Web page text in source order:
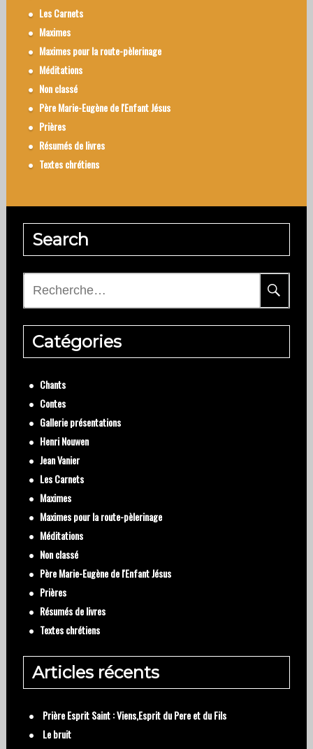
Les Carnets
Maximes
Maximes pour la route-pèlerinage
Méditations
Non classé
Père Marie-Eugène de l'Enfant Jésus
Prières
Résumés de livres
Textes chrétiens
Search
Rechercher :
Catégories
Chants
Contes
Gallerie présentations
Henri Nouwen
Jean Vanier
Les Carnets
Maximes
Maximes pour la route-pèlerinage
Méditations
Non classé
Père Marie-Eugène de l'Enfant Jésus
Prières
Résumés de livres
Textes chrétiens
Articles récents
Prière Esprit Saint : Viens,Esprit du Pere et du Fils
Le bruit